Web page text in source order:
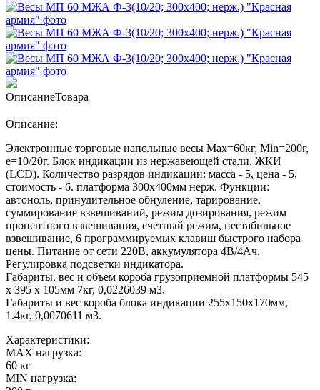
ОписаниеТовара
Описание:
Электронные торговые напольные весы Мах=60кг, Min=200г,
e=10/20г. Блок индикации из нержавеющей стали, ЖКИ
(LCD). Количество разрядов индикации: масса - 5, цена - 5,
стоимость - 6. платформа 300х400мм нерж. Функции:
автоноль, принудительное обнуление, тарирование,
суммирование взвешиваний, режим дозирования, режим
процентного взвешивания, счетный режим, нестабильное
взвешивание, 6 программируемых клавиш быстрого набора
цены. Питание от сети 220В, аккумулятора 4В/4Ач.
Регулировка подсветки индикатора.
Габариты, вес и объем короба грузоприемной платформы 545
х 395 х 105мм 7кг, 0,0226039 м3.
Габариты и вес короба блока индикации 255х150х170мм,
1.4кг, 0,0070611 м3.
Характеристики:
MAX нагрузка:
60 кг
MIN нагрузка: